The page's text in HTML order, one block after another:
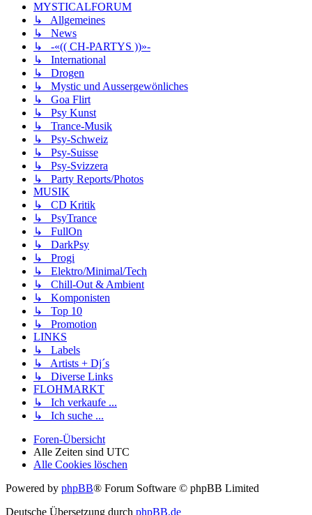
MYSTICALFORUM
↳ Allgemeines
↳ News
↳ -«(( CH-PARTYS ))»-
↳ International
↳ Drogen
↳ Mystic und Aussergewönliches
↳ Goa Flirt
↳ Psy Kunst
↳ Trance-Musik
↳ Psy-Schweiz
↳ Psy-Suisse
↳ Psy-Svizzera
↳ Party Reports/Photos
MUSIK
↳ CD Kritik
↳ PsyTrance
↳ FullOn
↳ DarkPsy
↳ Progi
↳ Elektro/Minimal/Tech
↳ Chill-Out & Ambient
↳ Komponisten
↳ Top 10
↳ Promotion
LINKS
↳ Labels
↳ Artists + Dj´s
↳ Diverse Links
FLOHMARKT
↳ Ich verkaufe ...
↳ Ich suche ...
Foren-Übersicht
Alle Zeiten sind UTC
Alle Cookies löschen
Powered by phpBB® Forum Software © phpBB Limited
Deutsche Übersetzung durch phpBB.de